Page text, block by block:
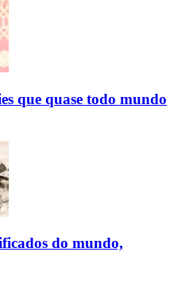
que quase todo mundo
do mundo,